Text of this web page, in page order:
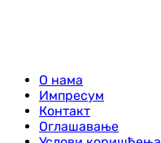
О нама
Импресум
Контакт
Оглашавање